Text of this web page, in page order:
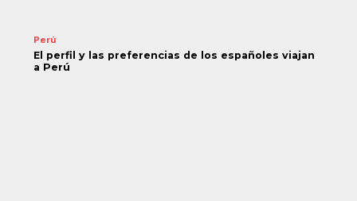
Perú
El perfil y las preferencias de los españoles viajan
a Perú